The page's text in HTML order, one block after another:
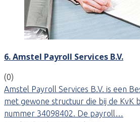
6. Amstel Payroll Services B.V.
(0)
Amstel Payroll Services B.V. is een
met gewone structuur die bij de KvK
nummer 34098402. De payroll…